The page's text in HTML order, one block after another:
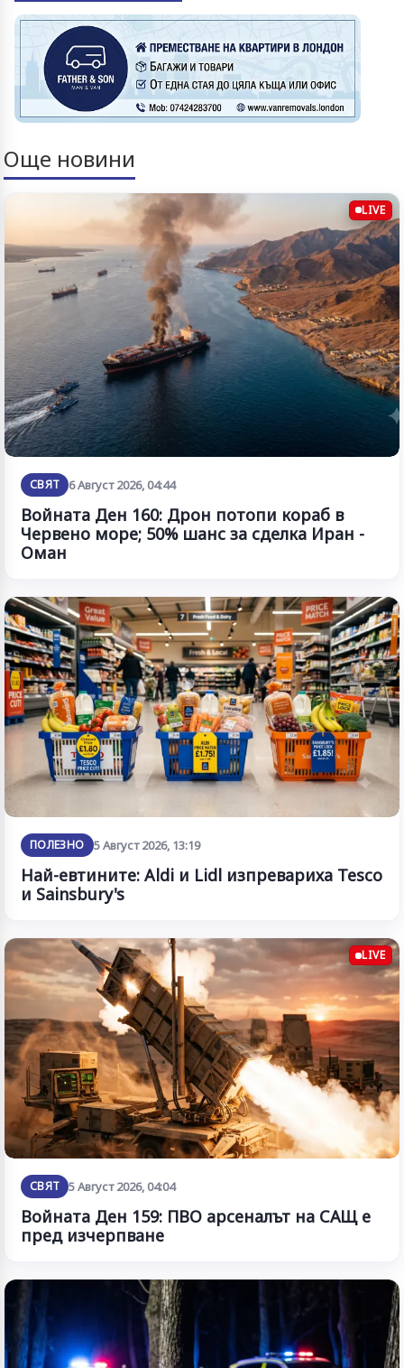
Още новини
LIVE
СВЯТ 6 Август 2026, 04:44
Войната Ден 160: Дрон потопи кораб в
Червено море; 50% шанс за сделка Иран -
Оман
ПОЛЕЗНО 5 Август 2026, 13:19
Най-евтините: Aldi и Lidl изпревариха Tesco
и Sainsbury's
LIVE
СВЯТ 5 Август 2026, 04:04
Войната Ден 159: ПВО арсеналът на САЩ е
пред изчерпване